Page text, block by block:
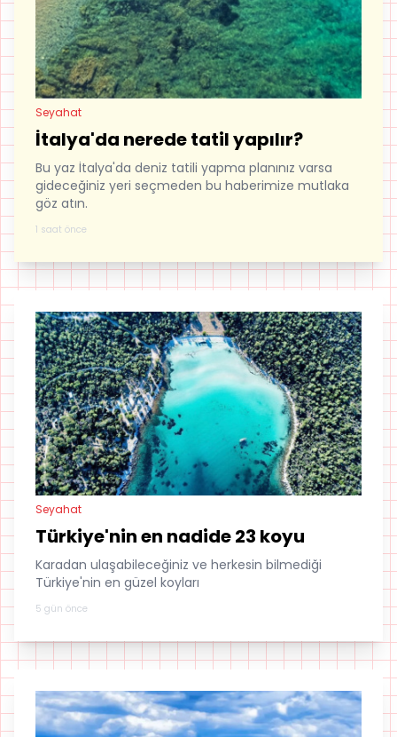
Seyahat
İtalya'da nerede tatil yapılır?
Bu yaz İtalya'da deniz tatili yapma planınız varsa
gideceğiniz yeri seçmeden bu haberimize mutlaka
göz atın.
1 saat önce
Seyahat
Türkiye'nin en nadide 23 koyu
Karadan ulaşabileceğiniz ve herkesin bilmediği
Türkiye'nin en güzel koyları
5 gün önce